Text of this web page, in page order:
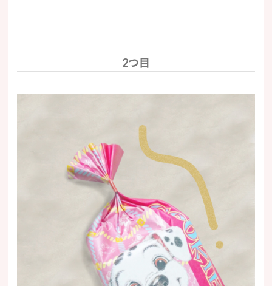
2つ目